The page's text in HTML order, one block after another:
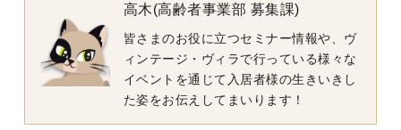
高木(高齢者事業部 募集課)
皆さまのお役に立つセミナー情報や、ヴ
ィンテージ・ヴィラで行っている様々な
イベントを通じて入居者様の生きいきし
た姿をお伝えしてまいります！